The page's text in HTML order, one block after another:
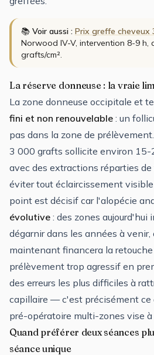
📚 Voir aussi : Prix greffe cheveux
Norwood IV-V, intervention 8-9 h,
grafts/cm².
La réserve donneuse : la vraie
La zone donneuse occipitale et
fini et non renouvelable : un
pas dans la zone de
3 000 grafts sollicite environ 15-
avec des extractions réparties
éviter tout éclaircissement visible
point est décisif car l'alopécie
évolutive : des zones
dégarnir dans les années à
maintenant financera la
prélèvement trop agressif en
des erreurs les plus difficiles à
capillaire — c'est précisément ce
pré-opératoire multi-zones vise à
Quand préférer deux séances
séance unique